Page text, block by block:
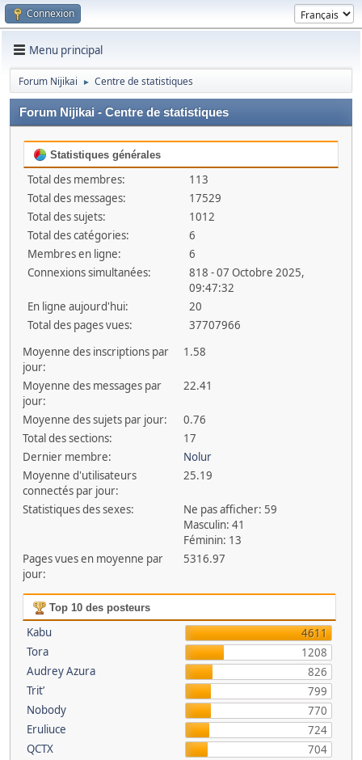
Connexion
Menu principal
Forum Nijikai ► Centre de statistiques
Forum Nijikai - Centre de statistiques
Statistiques générales
Total des membres:
113
Total des messages:
17529
Total des sujets:
1012
Total des catégories:
6
Membres en ligne:
6
Connexions simultanées:
818 - 07 Octobre 2025,
09:47:32
En ligne aujourd'hui:
20
Total des pages vues:
37707966
Moyenne des inscriptions par
jour:
1.58
Moyenne des messages par
jour:
22.41
Moyenne des sujets par jour:
0.76
Total des sections:
17
Dernier membre:
Nolur
Moyenne d'utilisateurs
connectés par jour:
25.19
Statistiques des sexes:
Ne pas afficher: 59
Masculin: 41
Féminin: 13
Pages vues en moyenne par
jour:
5316.97
Top 10 des posteurs
Kabu
4611
Tora
1208
Audrey Azura
826
Trit’
799
Nobody
770
Eruliuce
724
QCTX
704